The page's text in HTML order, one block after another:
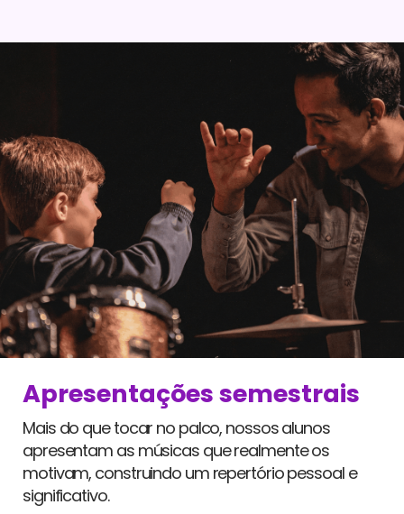
Apresentações semestrais
Mais do que tocar no palco, nossos alunos
apresentam as músicas que realmente os
motivam, construindo um repertório pessoal e
significativo.